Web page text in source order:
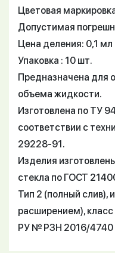
Цветовая
Допустимая
Цена деления: 0,1 мл
Упаковка : 10 шт.
Предназначена для
объема жидкости.
Изготовлена по ТУ
соответствии с
29228-91.
Изделия
стекла по ГОСТ
Тип 2 (полный слив),
расширением), класс
РУ № РЗН 2016/4740